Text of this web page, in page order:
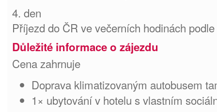
4. den
Příjezd do ČR ve večerních hodinách
Důležité informace o zájezdu
Cena zahrnuje
Doprava klimatizovaným autobusem
1× ubytování v hotelu s vlastním